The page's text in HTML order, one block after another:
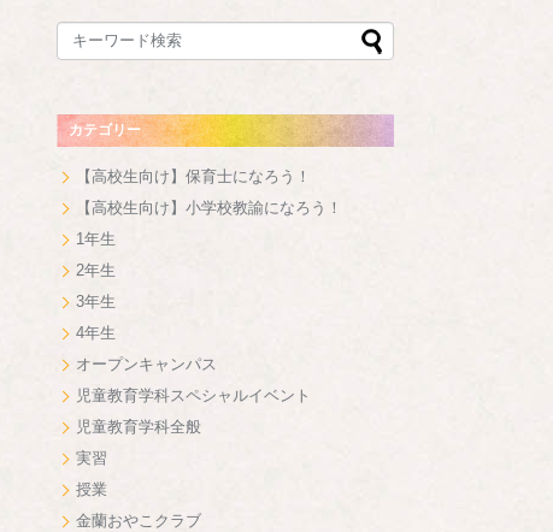
カテゴリー
【高校生向け】保育士になろう！
【高校生向け】小学校教諭になろう！
1年生
2年生
3年生
4年生
オープンキャンパス
児童教育学科スペシャルイベント
児童教育学科全般
実習
授業
金蘭おやこクラブ